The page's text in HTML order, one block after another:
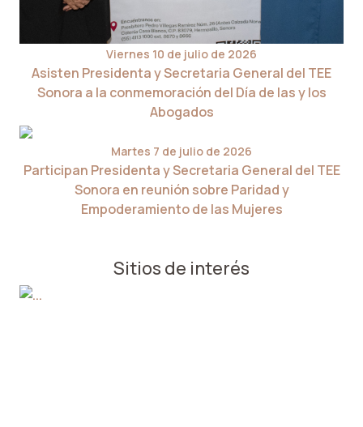
Viernes 10 de julio de 2026
Asisten Presidenta y Secretaria General del TEE
Sonora a la conmemoración del Día de las y los
Abogados
Martes 7 de julio de 2026
Participan Presidenta y Secretaria General del TEE
Sonora en reunión sobre Paridad y
Empoderamiento de las Mujeres
Sitios de interés